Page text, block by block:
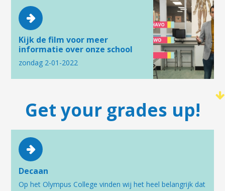
Kijk de film voor meer
informatie over onze school
zondag 2-01-2022
Get your grades up!
Decaan
Op het Olympus College vinden wij het heel belangrijk dat